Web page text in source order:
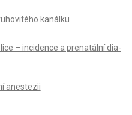
kanálku
– incidence a prenatální dia­
anestezii